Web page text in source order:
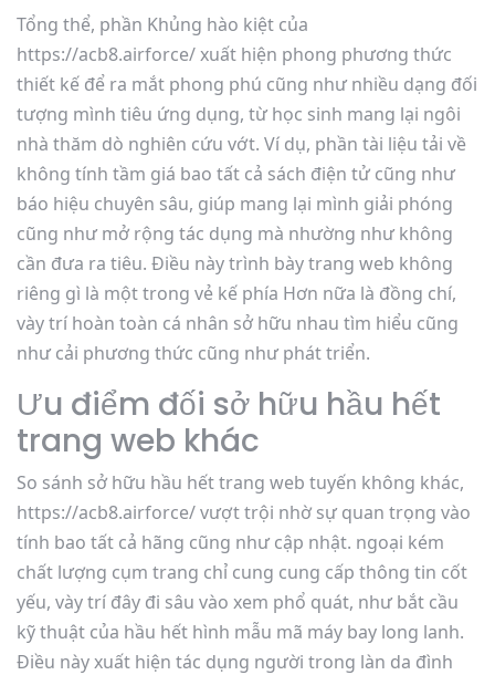
Tổng thể, phần Khủng hào kiệt của
https://acb8.airforce/ xuất hiện phong phương thức
thiết kế để ra mắt phong phú cũng như nhiều dạng đối
tượng mình tiêu ứng dụng, từ học sinh mang lại ngôi
nhà thăm dò nghiên cứu vớt. Ví dụ, phần tài liệu tải về
không tính tầm giá bao tất cả sách điện tử cũng như
báo hiệu chuyên sâu, giúp mang lại mình giải phóng
cũng như mở rộng tác dụng mà nhường như không
cần đưa ra tiêu. Điều này trình bày trang web không
riêng gì là một trong vẻ kế phía Hơn nữa là đồng chí,
vày trí hoàn toàn cá nhân sở hữu nhau tìm hiểu cũng
như cải phương thức cũng như phát triển.
Ưu điểm đối sở hữu hầu hết
trang web khác
So sánh sở hữu hầu hết trang web tuyến không khác,
https://acb8.airforce/ vượt trội nhờ sự quan trọng vào
tính bao tất cả hãng cũng như cập nhật. ngoại kém
chất lượng cụm trang chỉ cung cung cấp thông tin cốt
yếu, vày trí đây đi sâu vào xem phổ quát, như bắt cầu
kỹ thuật của hầu hết hình mẫu mã máy bay long lanh.
Điều này xuất hiện tác dụng người trong làn da đình